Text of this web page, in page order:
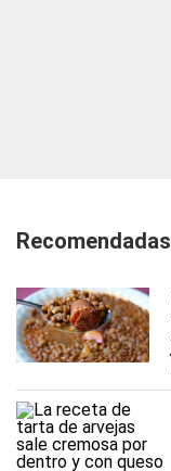
Recomendadas